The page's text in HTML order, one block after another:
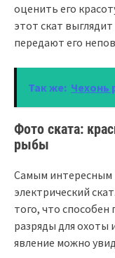
оценить его
этот скат
передают его
Так же: Чехонь
Фото ската:
рыбы
Самым интересным
электрический
того, что
разряды для
явление можно